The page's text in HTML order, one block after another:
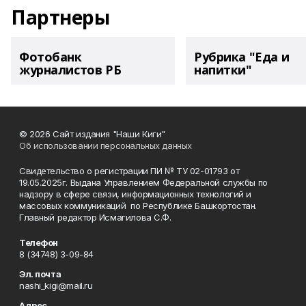
Партнеры
Фотобанк
журналистов РБ
Рубрика "Еда и
напитки"
© 2026 Сайт издания "Наши Киги"
Об использовании персональных данных
Свидетельство о регистрации ПИ № ТУ 02-01793 от
19.05.2025г. Выдана Управлением Федеральной службы по
надзору в сфере связи, информационных технологий и
массовых коммуникаций по Республике Башкортостан.
Главный редактор Исмагилова С.Ф.
Телефон
8 (34748) 3-09-84
Эл. почта
nashi_kigi@mail.ru